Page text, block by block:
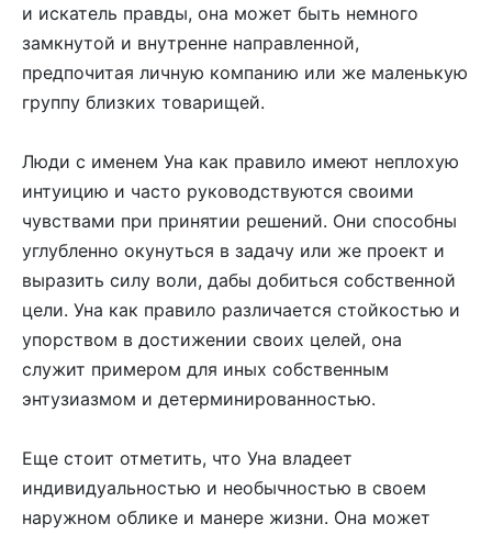
и искатель правды, она может быть немного
замкнутой и внутренне направленной,
предпочитая личную компанию или же маленькую
группу близких товарищей.
Люди с именем Уна как правило имеют неплохую
интуицию и часто руководствуются своими
чувствами при принятии решений. Они способны
углубленно окунуться в задачу или же проект и
выразить силу воли, дабы добиться собственной
цели. Уна как правило различается стойкостью и
упорством в достижении своих целей, она
служит примером для иных собственным
энтузиазмом и детерминированностью.
Еще стоит отметить, что Уна владеет
индивидуальностью и необычностью в своем
наружном облике и манере жизни. Она может